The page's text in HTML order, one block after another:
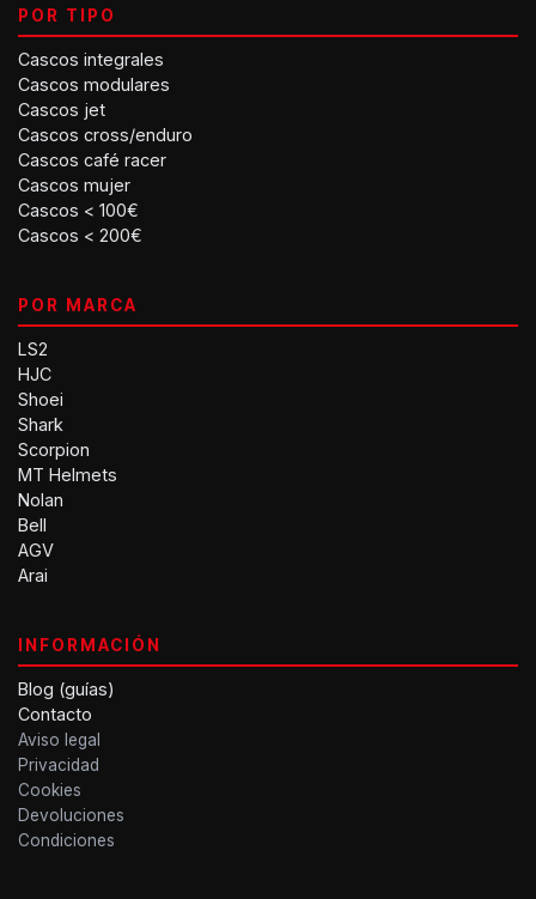
POR TIPO
Cascos integrales
Cascos modulares
Cascos jet
Cascos cross/enduro
Cascos café racer
Cascos mujer
Cascos < 100€
Cascos < 200€
POR MARCA
LS2
HJC
Shoei
Shark
Scorpion
MT Helmets
Nolan
Bell
AGV
Arai
INFORMACIÓN
Blog (guías)
Contacto
Aviso legal
Privacidad
Cookies
Devoluciones
Condiciones